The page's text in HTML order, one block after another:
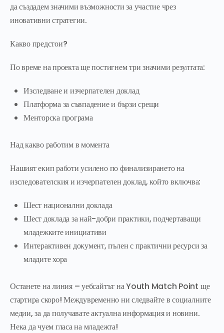
да създадем значими възможности за участие чрез
иновативни стратегии.
Какво предстои?
По време на проекта ще постигнем три значими резултата:
Изследване и изчерпателен доклад
Платформа за съвпадение и бързи срещи
Менторска програма
Над какво работим в момента
Нашият екип работи усилено по финализирането на
изследователския и изчерпателен доклад, който включва:
Шест национални доклада
Шест доклада за най-добри практики, подчертаващи
младежките инициативи
Интерактивен документ, пълен с практични ресурси за
младите хора
Останете на линия – уебсайтът на Youth Match Point ще
стартира скоро! Междувременно ни следвайте в социалните
медии, за да получавате актуална информация и новини.
Нека да чуем гласа на младежта!